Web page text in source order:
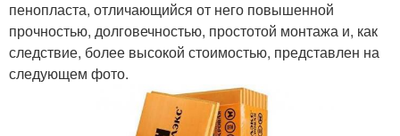
пенопласта, отличающийся от него повышенной
прочностью, долговечностью, простотой монтажа и, как
следствие, более высокой стоимостью, представлен на
следующем фото.